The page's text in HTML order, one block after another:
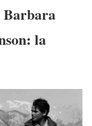
Barbara
la